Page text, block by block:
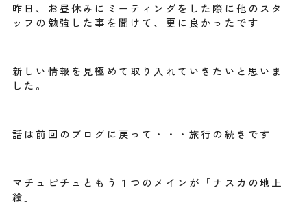
昨日、お昼休みにミーティングをした際に他のスタ
ッフの勉強した事を聞けて、更に良かったです
新しい情報を見極めて取り入れていきたいと思いま
した。
話は前回のブログに戻って・・・旅行の続きです
マチュピチュともう１つのメインが「ナスカの地上
絵」